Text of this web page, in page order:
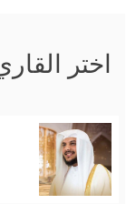
اختر